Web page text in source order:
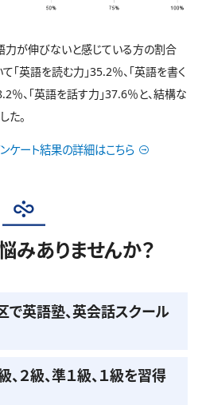
力が伸びないと感じている方の割合
「英語を読む力」35.2％、「英語を書く
％、「英語を話す力」37.6％と、結構な
た。
ケート結果の詳細はこちら
みありませんか？
で英語塾、英会話スクール
２級、準１級、１級を習得